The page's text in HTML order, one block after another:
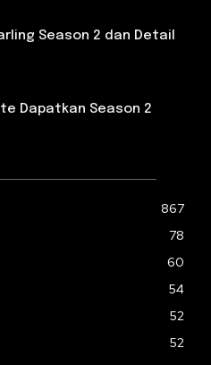
Season 2 dan Detail
Dapatkan Season 2
867
78
60
54
52
52